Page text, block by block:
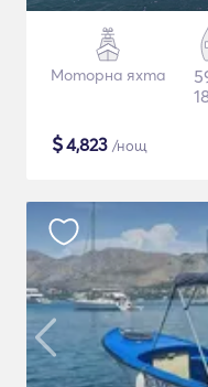
Моторна яхта
$4,823 /нощ